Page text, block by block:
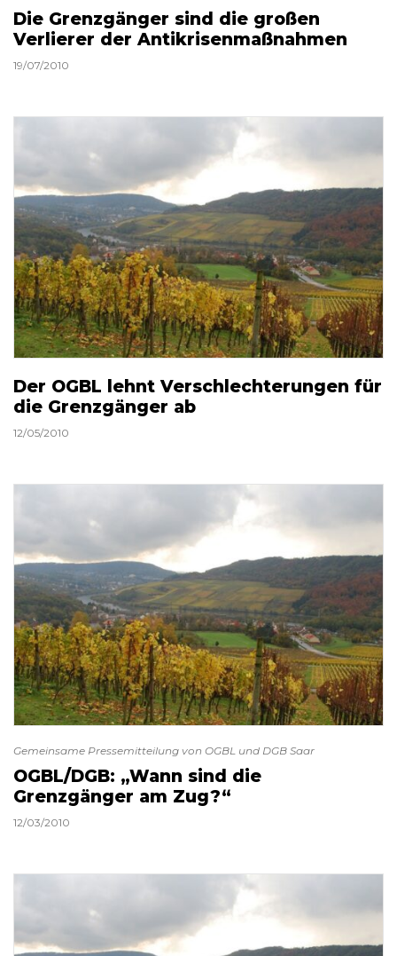
Die Grenzgänger sind die großen
Verlierer der Antikrisenmaßnahmen
19/07/2010
Der OGBL lehnt Verschlechterungen für
die Grenzgänger ab
12/05/2010
Gemeinsame Pressemitteilung von OGBL und DGB Saar
OGBL/DGB: „Wann sind die
Grenzgänger am Zug?“
12/03/2010